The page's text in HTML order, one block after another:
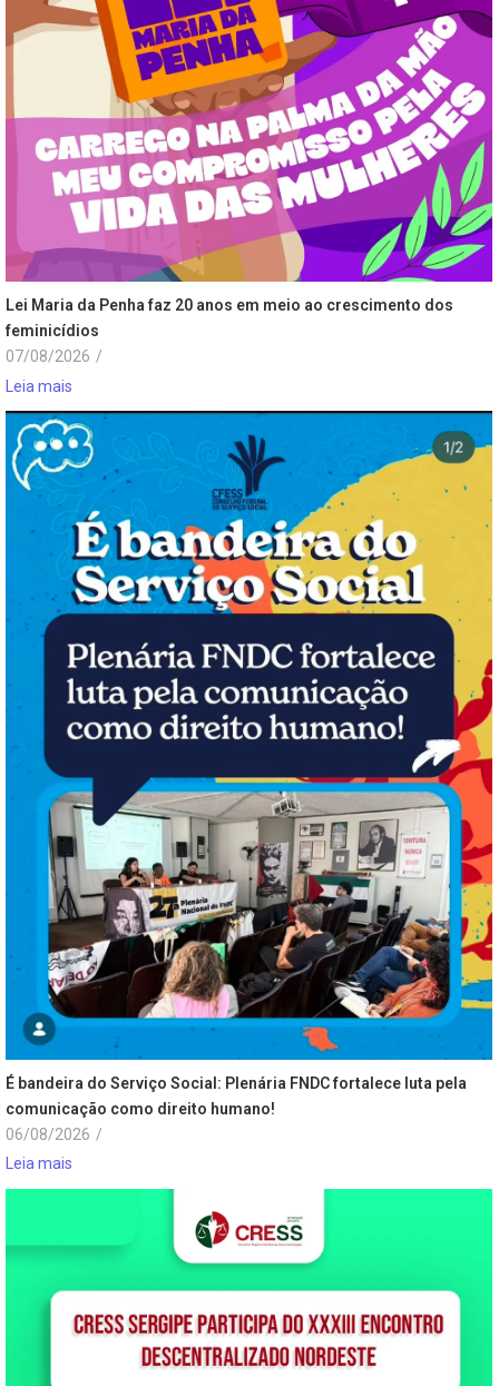
Lei Maria da Penha faz 20 anos em meio ao crescimento dos
feminicídios
07/08/2026 /
Leia mais
É bandeira do Serviço Social: Plenária FNDC fortalece luta pela
comunicação como direito humano!
06/08/2026 /
Leia mais